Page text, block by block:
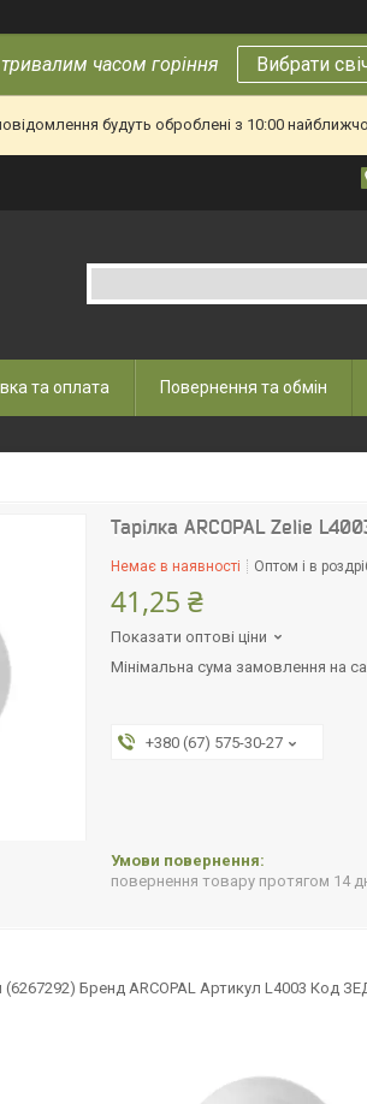
тривалим часом горіння Вибрати
будуть оброблені з 10:00
та оплата Повернення та обмін
Тарілка ARCOPAL Zelie
Немає в наявності Оптом і в
41,25 ₴
Показати оптові ціни
Мінімальна сума замовлення на
+380 (67) 575-30-27
повернення товару протягом 14
(6267292) Бренд ARCOPAL Артикул L4003 Код